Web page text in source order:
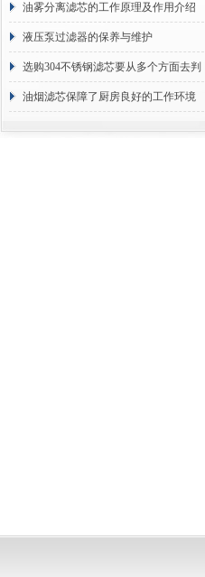
油雾分离滤芯的工作原理及作用介绍
液压泵过滤器的保养与维护
选购304不锈钢滤芯要从多个方面去判
断
油烟滤芯保障了厨房良好的工作环境